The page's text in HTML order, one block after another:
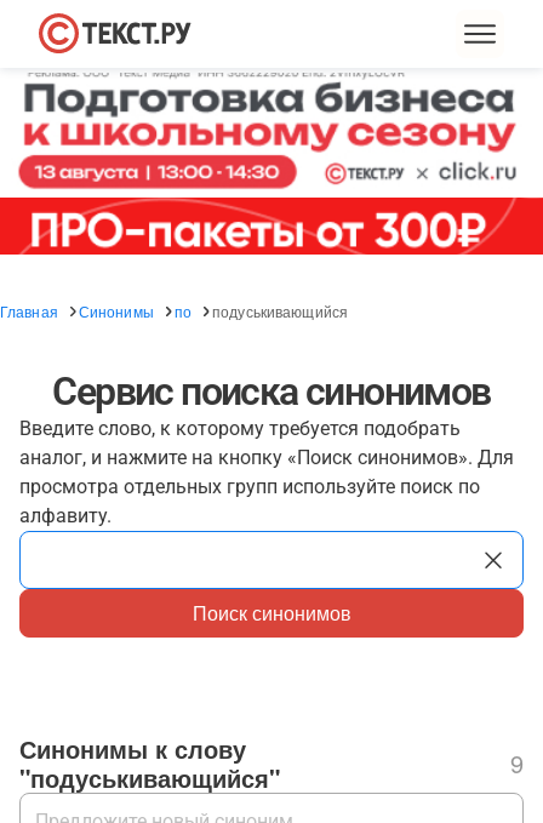
Главная Синонимы по подуськивающийся
Сервис поиска синонимов
Введите слово, к которому требуется подобрать
аналог, и нажмите на кнопку «Поиск синонимов». Для
просмотра отдельных групп используйте поиск по
алфавиту.
Поиск синонимов
Синонимы к слову
"подуськивающийся"
9